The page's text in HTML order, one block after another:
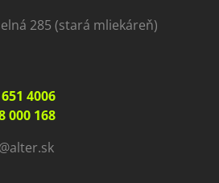
285 (stará mliekáreň)
4006
000 168
lter.sk